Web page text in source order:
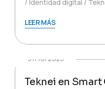
Identidad digital
LEER MÁS
31/10/2025
Teknei en Smart